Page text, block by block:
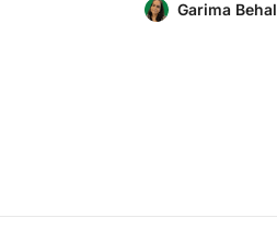
Garima Behal